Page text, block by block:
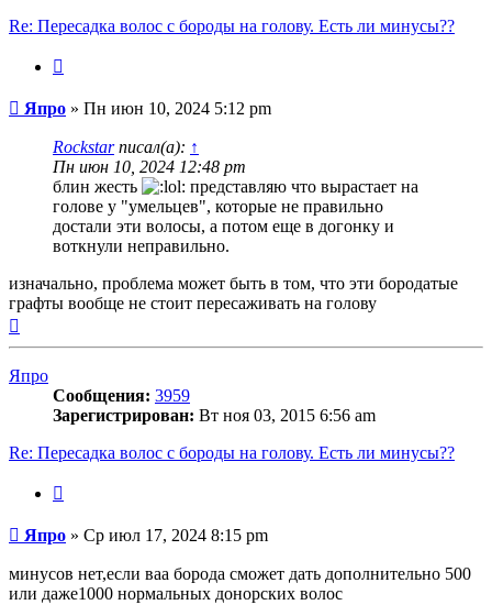
Re: Пересадка волос с бороды на голову. Есть ли минусы??
Сообщение
Япро » Пн июн 10, 2024 5:12 pm
Rockstarписал(а): ↑
Пн июн 10, 2024 12:48 pm
блин жесть
представляю что вырастает на
голове у "умельцев", которые не правильно
достали эти волосы, а потом еще в догонку и
воткнули неправильно.
изначально, проблема может быть в том, что эти бородатые
графты вообще не стоит пересаживать на голову
Япро
Сообщения: 3959
Зарегистрирован: Вт ноя 03, 2015 6:56 am
Re: Пересадка волос с бороды на голову. Есть ли минусы??
Сообщение
Япро » Ср июл 17, 2024 8:15 pm
минусов нет,если ваа борода сможет дать дополнительно 500
или даже1000 нормальных донорских волос